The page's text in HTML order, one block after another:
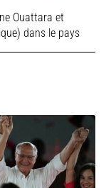
Ouattara et
dans le pays